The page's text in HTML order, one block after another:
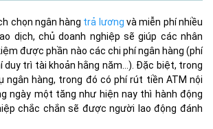
chọn ngân hàng trả lương và miễn phí nhiều
dịch, chủ doanh nghiệp sẽ giúp các nhân
được phần nào các chi phí ngân hàng (phí
duy trì tài khoản hằng năm…). Đặc biệt, trong
ngân hàng, trong đó có phí rút tiền ATM nội
ngày một tăng như hiện nay thì hành động
chắc chắn sẽ được người lao động đánh